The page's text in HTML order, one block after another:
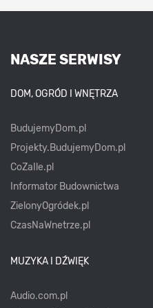
NASZE SERWISY
DOM, OGRÓD I WNĘTRZA
BudujemyDom.pl
Projekty.BudujemyDom.pl
CoZaIle.pl
Informator Budownictwa
ZielonyOgródek.pl
CzasNaWnetrze.pl
MUZYKA I DŹWIĘK
Audio.com.pl